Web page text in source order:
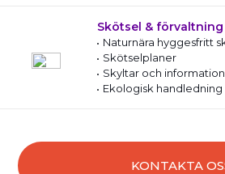
Skötsel & förvaltning
Naturnära hyggesfritt
Skötselplaner
Skyltar och information
Ekologisk handledning
KONTAKTA